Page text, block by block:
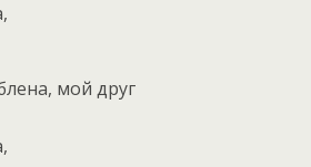
мой друг